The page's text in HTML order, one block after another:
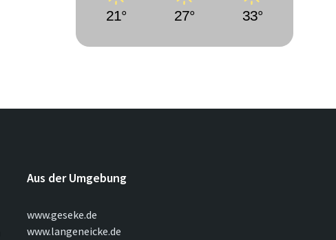
21° 27° 33°
Aus der Umgebung
www.geseke.de
www.langeneicke.de